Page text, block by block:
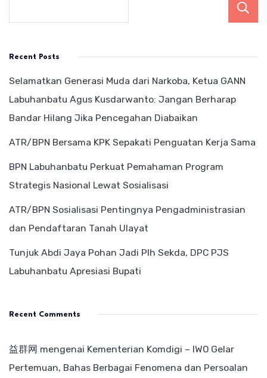
Recent Posts
Selamatkan Generasi Muda dari Narkoba, Ketua GANN
Labuhanbatu Agus Kusdarwanto: Jangan Berharap
Bandar Hilang Jika Pencegahan Diabaikan
ATR/BPN Bersama KPK Sepakati Penguatan Kerja Sama
BPN Labuhanbatu Perkuat Pemahaman Program
Strategis Nasional Lewat Sosialisasi
ATR/BPN Sosialisasi Pentingnya Pengadministrasian
dan Pendaftaran Tanah Ulayat
Tunjuk Abdi Jaya Pohan Jadi Plh Sekda, DPC PJS
Labuhanbatu Apresiasi Bupati
Recent Comments
益群网 mengenai Kementerian Komdigi – IWO Gelar
Pertemuan, Bahas Berbagai Fenomena dan Persoalan